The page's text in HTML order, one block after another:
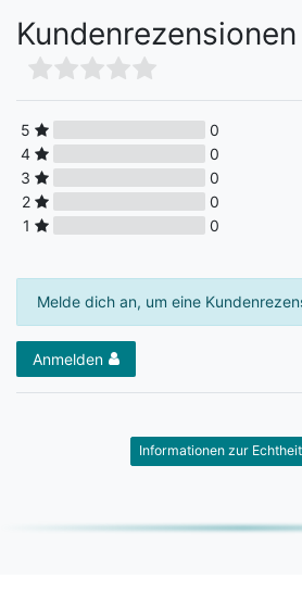
Kundenrezensionen
5
0
4
0
3
0
2
0
1
0
Melde dich an, um eine
Anmelden
Informationen zur